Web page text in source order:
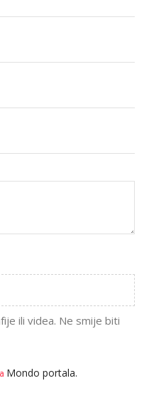
ili videa. Ne smije biti
Mondo portala.